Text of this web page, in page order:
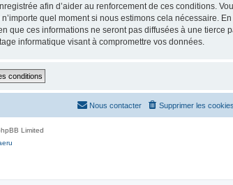
afin d’aider au renforcement de ces conditions.
quel moment si nous estimons cela nécessaire. En
que ces informations ne seront pas diffusées à une tierce
informatique visant à compromettre vos données.
Supprimer les cookies
Nous contacter
Limited